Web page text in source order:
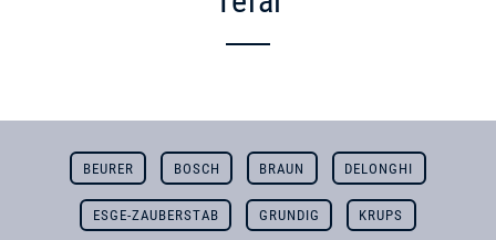
BEURER BOSCH BRAUN DELONGHI
ESGE-ZAUBERSTAB GRUNDIG KRUPS